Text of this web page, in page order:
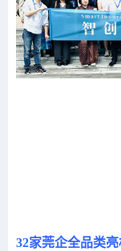
32家莞企全品类